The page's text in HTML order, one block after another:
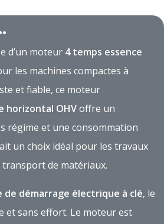
d’un moteur 4 temps essence
les machines compactes à
et fiable, ce moteur
horizontal OHVoffre un
régime et une consommation
un choix idéal pour les travaux
de matériaux.
de démarrage électrique à clé, le
et sans effort. Le moteur est